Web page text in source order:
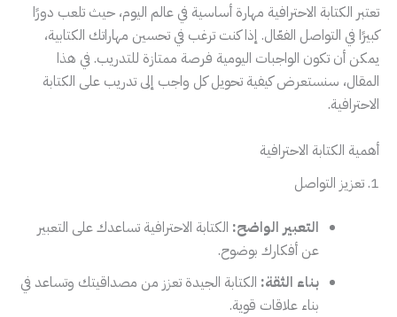
تعتبر الكتابة الاحترافية مهارة أساسية في عالم اليوم، حيث تلعب دورًا
كبيرًا في التواصل الفعّال. إذا كنت ترغب في تحسين مهاراتك الكتابية،
يمكن أن تكون الواجبات اليومية فرصة ممتازة للتدريب. في هذا
المقال، سنستعرض كيفية تحويل كل واجب إلى تدريب على الكتابة
الاحترافية.
أهمية الكتابة الاحترافية
1. تعزيز التواصل
التعبير الواضح: الكتابة الاحترافية تساعدك على التعبير
عن أفكارك بوضوح.
بناء الثقة: الكتابة الجيدة تعزز من مصداقيتك وتساعد في
بناء علاقات قوية.